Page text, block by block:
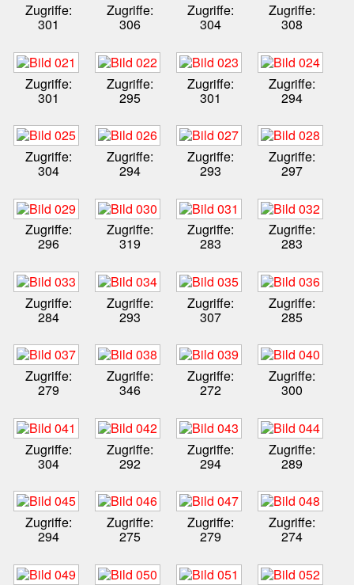
Zugriffe:
301
Zugriffe:
306
Zugriffe:
304
Zugriffe:
308
Zugriffe:
301
Zugriffe:
295
Zugriffe:
301
Zugriffe:
294
Zugriffe:
304
Zugriffe:
294
Zugriffe:
293
Zugriffe:
297
Zugriffe:
296
Zugriffe:
319
Zugriffe:
283
Zugriffe:
283
Zugriffe:
284
Zugriffe:
293
Zugriffe:
307
Zugriffe:
285
Zugriffe:
279
Zugriffe:
346
Zugriffe:
272
Zugriffe:
300
Zugriffe:
304
Zugriffe:
292
Zugriffe:
294
Zugriffe:
289
Zugriffe:
294
Zugriffe:
275
Zugriffe:
279
Zugriffe:
274